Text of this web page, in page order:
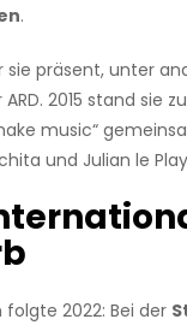
.
sie präsent, unter
2015 stand sie
music“
und Julian le
2022: Bei der